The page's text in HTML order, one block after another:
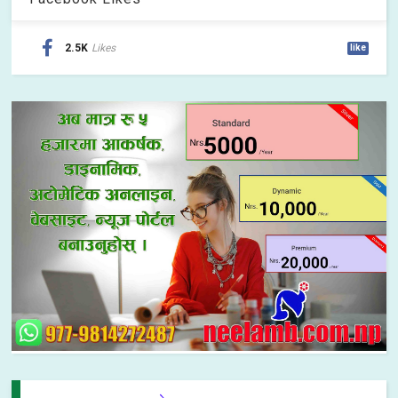
2.5K Likes like